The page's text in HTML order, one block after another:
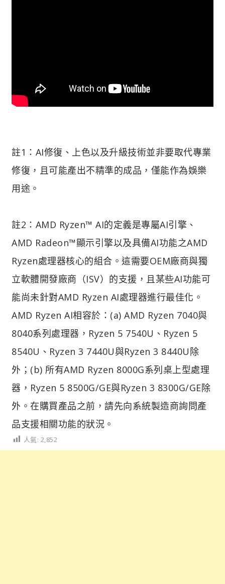
註1：AI修復、上色以及升級技術並非要取代專業
修復，且可能產出不精準的成品，僅能作為娛樂
用途。
註2：AMD Ryzen™ AI的定義是專屬AI引擎、
AMD Radeon™顯示引擎以及具備AI功能之AMD
Ryzen處理器核心的組合。這需要OEM廠商與獨
立軟體開發廠商（ISV）的支援，且某些AI功能可
能尚未針對AMD Ryzen AI處理器進行最佳化。
AMD Ryzen AI相容於：(a) AMD Ryzen 7040與
8040系列處理器，Ryzen 5 7540U、Ryzen 5
8540U、Ryzen 3 7440U與Ryzen 3 8440U除
外；(b) 所有AMD Ryzen 8000G系列桌上型處理
器，Ryzen 5 8500G/GE與Ryzen 3 8300G/GE除
外。在購買產品之前，請先向系統製造商詢問產
品支援相關功能的狀況。
人氣: 2,852